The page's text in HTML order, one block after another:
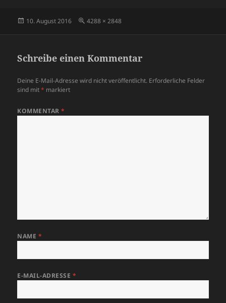
Veröffentlicht
10. August 2016
Volle
4288 × 2848
Schreibe einen Kommentar
Deine E-Mail-Adresse wird nicht veröffentlicht. Erforderliche Felder
sind mit* markiert
KOMMENTAR*
NAME *
E-MAIL-ADRESSE *